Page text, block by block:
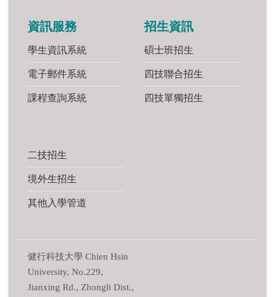
資訊服務
學生資訊系統
電子郵件系統
課程查詢系統
招生資訊
碩士班招生
四技聯合招生
四技單獨招生
二技招生
境外生招生
其他入學管道
健行科技大學 Chien Hsin
University, No.229,
Jianxing Rd., Zhongli Dist.,